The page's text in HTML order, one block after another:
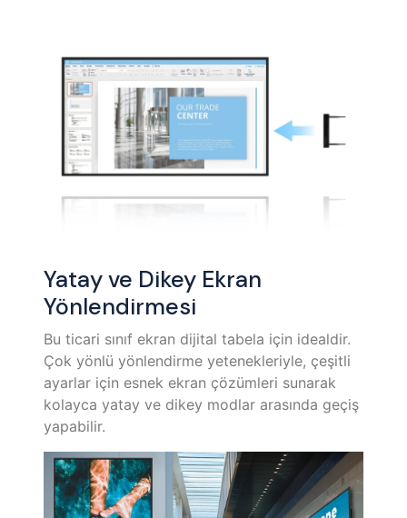
Yatay ve Dikey Ekran
Yönlendirmesi
Bu ticari sınıf ekran dijital tabela için idealdir.
Çok yönlü yönlendirme yetenekleriyle, çeşitli
ayarlar için esnek ekran çözümleri sunarak
kolayca yatay ve dikey modlar arasında geçiş
yapabilir.